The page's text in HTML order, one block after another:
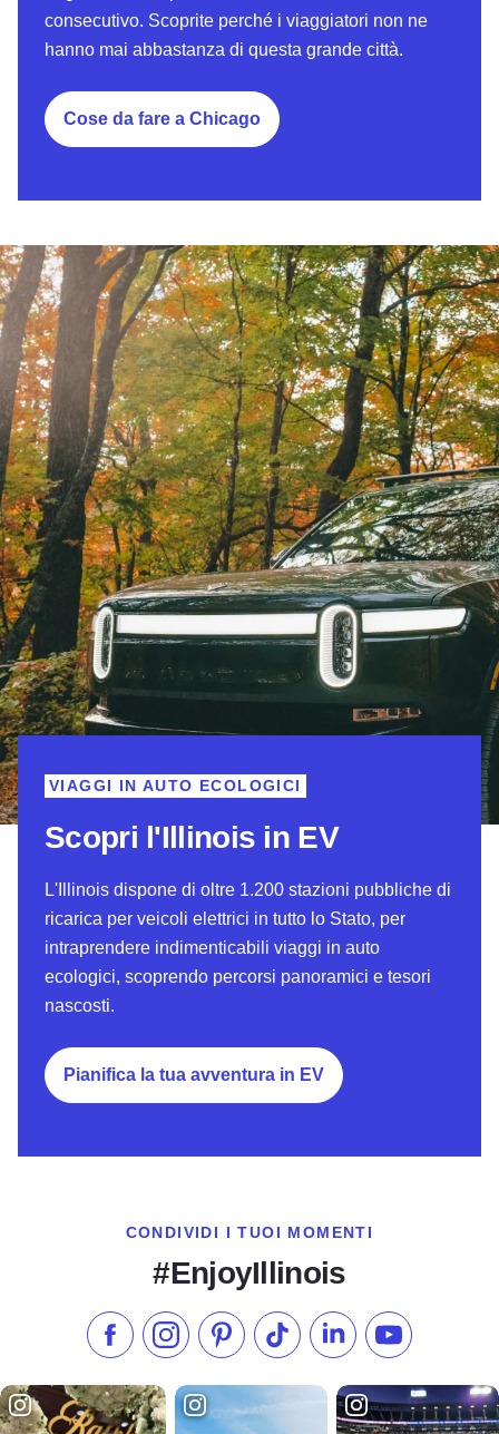
consecutivo. Scoprite perché i viaggiatori non ne
hanno mai abbastanza di questa grande città.
Cose da fare a Chicago
Scopri l'Illinois in EV
VIAGGI IN AUTO ECOLOGICI
L'Illinois dispone di oltre 1.200 stazioni pubbliche di
ricarica per veicoli elettrici in tutto lo Stato, per
intraprendere indimenticabili viaggi in auto
ecologici, scoprendo percorsi panoramici e tesori
nascosti.
Pianifica la tua avventura in EV
CONDIVIDI I TUOI MOMENTI
#EnjoyIllinois
Metti "Mi piace" su Facebook
Seguici su Instagram
Visita il nostro Pinterest
Seguici su TikTok
Seguici su LinkedIn
Iscriviti al